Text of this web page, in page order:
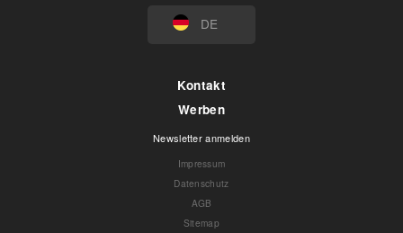
DE
Kontakt
Werben
Newsletter anmelden
Impressum
Datenschutz
AGB
Sitemap